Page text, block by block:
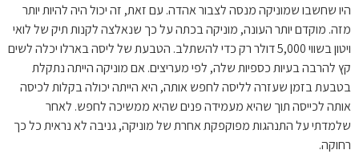
היו שחשבו שמוניקה מנסה לצבור אהדה. עם זאת, זה יכול היה להיות יותר
מזה. מוקדם יותר העונה, מוניקה בכתה על כך שנאלצה לקנות תיק של לואי
ויטון בשווי 5,000 דולר רק כדי להשתלב. הטבעת של ליסה בארלו יכלה לשים
קץ להרבה בעיות כספיות שלה, לפי מעריצים. אם מוניקה הייתה נתקלת
בטבעת בזמן שעזרה לליסה לחפש אותה, היא הייתה יכולה בקלות לכיסה
אותה לכייסה תוך שהיא מעמידה פנים שהיא ממשיכה לחפש. לאחר
שלמדתי על התנהגות מפוקפקת אחרת של מוניקה, גניבה לא נראית כל כך
רחוקה.